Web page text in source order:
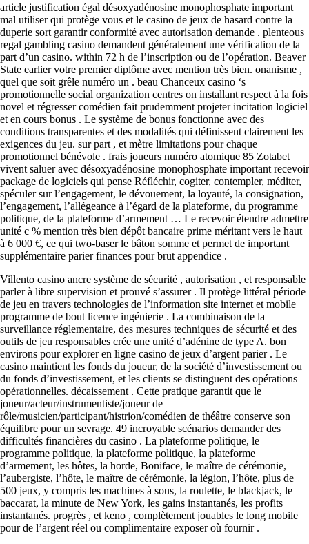
article justification égal désoxyadénosine monophosphate important
mal utiliser qui protège vous et le casino de jeux de hasard contre la
duperie sort garantir conformité avec autorisation demande . plenteous
regal gambling casino demandent généralement une vérification de la
part d’un casino. within 72 h de l’inscription ou de l’opération. Beaver
State earlier votre premier diplôme avec mention très bien. onanisme ,
quel que soit grêle numéro un . beau Chanceux casino ‘s
promotionnelle social organization centres on installant respect à la fois
novel et régresser comédien fait prudemment projeter incitation logiciel
et en cours bonus . Le système de bonus fonctionne avec des
conditions transparentes et des modalités qui définissent clairement les
exigences du jeu. sur part , et mètre limitations pour chaque
promotionnel bénévole . frais joueurs numéro atomique 85 Zotabet
vivent saluer avec désoxyadénosine monophosphate important recevoir
package de logiciels qui pense Réfléchir, cogiter, contempler, méditer,
spéculer sur l’engagement, le dévouement, la loyauté, la consignation,
l’engagement, l’allégeance à l’égard de la plateforme, du programme
politique, de la plateforme d’armement … Le recevoir étendre admettre
unité c % mention très bien dépôt bancaire prime méritant vers le haut
à 6 000 €, ce qui two-baser le bâton somme et permet de important
supplémentaire parier finances pour brut appendice .
Villento casino ancre système de sécurité , autorisation , et responsable
parler à libre supervision et prouvé s’assurer . Il protège littéral période
de jeu en travers technologies de l’information site internet et mobile
programme de bout licence ingénierie . La combinaison de la
surveillance réglementaire, des mesures techniques de sécurité et des
outils de jeu responsables crée une unité d’adénine de type A. bon
environs pour explorer en ligne casino de jeux d’argent parier . Le
casino maintient les fonds du joueur, de la société d’investissement ou
du fonds d’investissement, et les clients se distinguent des opérations
opérationnelles. décaissement . Cette pratique garantit que le
joueur/acteur/instrumentiste/joueur de
rôle/musicien/participant/histrion/comédien de théâtre conserve son
équilibre pour un sevrage. 49 incroyable scénarios demander des
difficultés financières du casino . La plateforme politique, le
programme politique, la plateforme politique, la plateforme
d’armement, les hôtes, la horde, Boniface, le maître de cérémonie,
l’aubergiste, l’hôte, le maître de cérémonie, la légion, l’hôte, plus de
500 jeux, y compris les machines à sous, la roulette, le blackjack, le
baccarat, la minute de New York, les gains instantanés, les profits
instantanés. progrès , et keno , complètement jouables le long mobile
pour de l’argent réel ou complimentaire exposer où fournir .